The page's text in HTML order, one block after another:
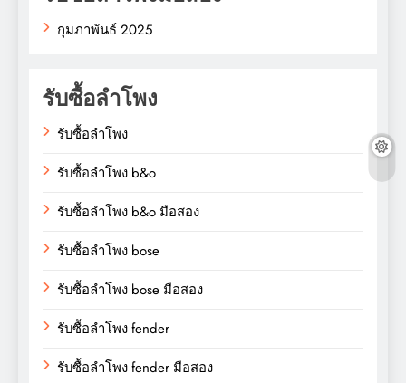
กุมภาพันธ์ 2025
รับซื้อลำโพง
รับซื้อลำโพง
รับซื้อลำโพง b&o
รับซื้อลำโพง b&o มือสอง
รับซื้อลำโพง bose
รับซื้อลำโพง bose มือสอง
รับซื้อลำโพง fender
รับซื้อลำโพง fender มือสอง